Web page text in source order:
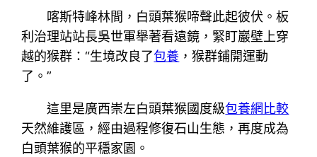
喀斯特峰林間，白頭葉猴啼聲此起彼伏。板
利治理站站長吳世軍舉著看遠鏡，緊盯巖壁上穿
越的猴群：“生境改良了包養 ，猴群鋪開運動
了。”
這里是廣西崇左白頭葉猴國度級包養網比較
天然維護區，經由過程修復石山生態，再度成為
白頭葉猴的平穩家園。